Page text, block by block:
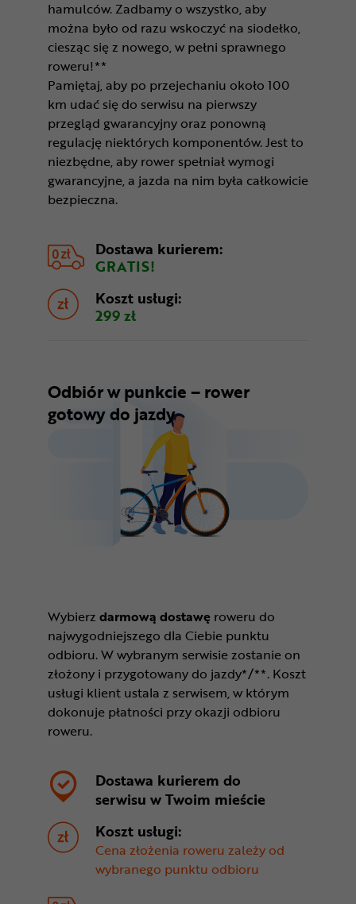
hamulców. Zadbamy o wszystko, aby
można było od razu wskoczyć na siodełko,
ciesząc się z nowego, w pełni sprawnego
roweru!**
Pamiętaj, aby po przejechaniu około 100
km udać się do serwisu na pierwszy
przegląd gwarancyjny oraz ponowną
regulację niektórych komponentów. Jest to
niezbędne, aby rower spełniał wymogi
gwarancyjne, a jazda na nim była całkowicie
bezpieczna.
Dostawa kurierem:
GRATIS!
Koszt usługi:
299 zł
Odbiór w punkcie – rower
gotowy do jazdy
Wybierz darmową dostawę roweru do
najwygodniejszego dla Ciebie punktu
odbioru. W wybranym serwisie zostanie on
złożony i przygotowany do jazdy*/**. Koszt
usługi klient ustala z serwisem, w którym
dokonuje płatności przy okazji odbioru
roweru.
Dostawa kurierem do
serwisu wTwoim mieście
Koszt usługi:
Cena złożenia roweru zależy od
wybranego punktu odbioru